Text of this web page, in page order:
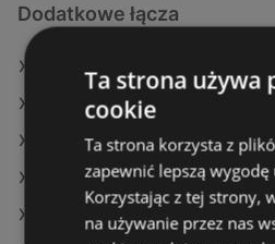
Dodatkowe łącza
Oferty SPAR
Oferty Action
Oferty Biedronka
Aktualne gazetki
Aktualne gazetki Dino
Ta strona używa
cookie
Ta strona korzysta z
zapewnić lepszą
Korzystając z tej strony,
na używanie przez nas